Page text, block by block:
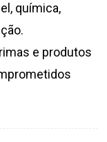
química,
e produtos